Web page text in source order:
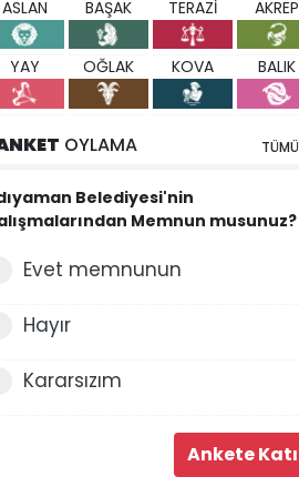
ASLAN BAŞAK TERAZİ AKREP
YAY OĞLAK KOVA BALIK
OYLAMA TÜMÜ
Belediyesi'nin
Memnun musunuz?
Evet memnunun
Hayır
Kararsızım